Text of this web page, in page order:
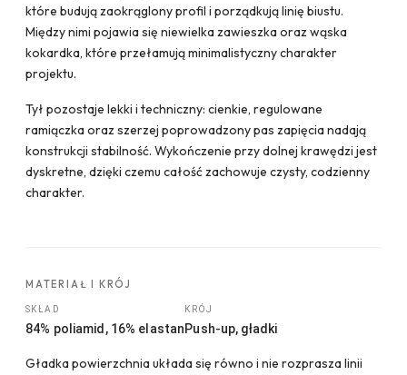
które budują zaokrąglony profil i porządkują linię biustu.
Między nimi pojawia się niewielka zawieszka oraz wąska
kokardka, które przełamują minimalistyczny charakter
projektu.
Tył pozostaje lekki i techniczny: cienkie, regulowane
ramiączka oraz szerzej poprowadzony pas zapięcia nadają
konstrukcji stabilność. Wykończenie przy dolnej krawędzi jest
dyskretne, dzięki czemu całość zachowuje czysty, codzienny
charakter.
MATERIAŁ I KRÓJ
SKŁAD
84% poliamid, 16% elastan
KRÓJ
Push-up, gładki
Gładka powierzchnia układa się równo i nie rozprasza linii